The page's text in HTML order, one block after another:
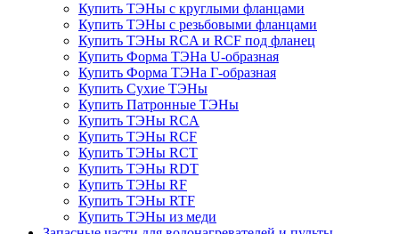
Купить ТЭНы с круглыми фланцами
Купить ТЭНы с резьбовыми фланцами
Купить ТЭНы RCA и RCF под фланец
Купить Форма ТЭНа U-образная
Купить Форма ТЭНа Г-образная
Купить Сухие ТЭНы
Купить Патронные ТЭНы
Купить ТЭНы RCA
Купить ТЭНы RCF
Купить ТЭНы RCT
Купить ТЭНы RDT
Купить ТЭНы RF
Купить ТЭНы RTF
Купить ТЭНы из меди